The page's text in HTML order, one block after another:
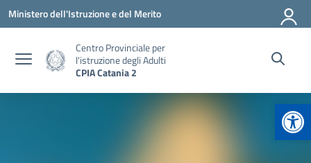
Vai ai contenuti
Vai al menu di navigazione
Vai al footer
Ministero dell'Istruzione e del Merito
Centro Provinciale per
l'istruzione degli Adulti
CPIA Catania 2